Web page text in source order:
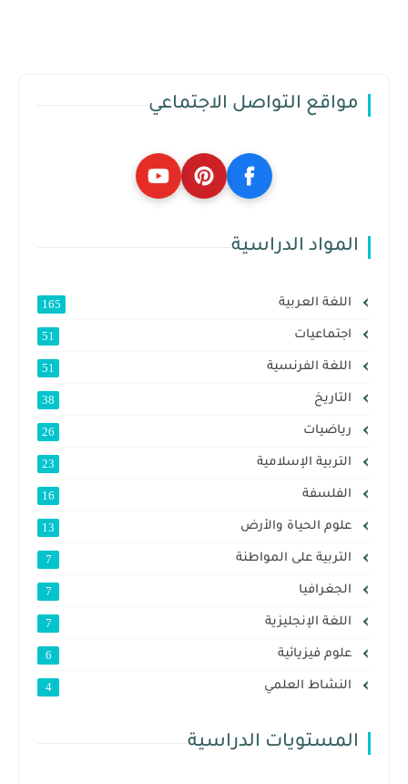
مواقع التواصل الاجتماعي
المواد الدراسية
اللغة العربية 165
اجتماعيات 51
اللغة الفرنسية 51
التاريخ 38
رياضيات 26
التربية الإسلامية 23
الفلسفة 16
علوم الحياة والأرض 13
التربية على المواطنة 7
الجغرافيا 7
اللغة الإنجليزية 7
علوم فيزيائية 6
النشاط العلمي 4
المستويات الدراسية